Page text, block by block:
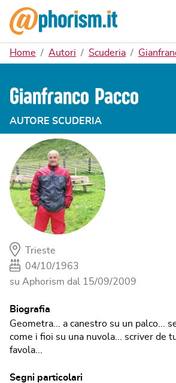
Home Autori Scuderia
Gianfranco Pacco
AUTORE SCUDERIA
Trieste
04/10/1963
su Aphorism dal 15/09/2009
Biografia
Geometra... a canestro su un palco...
come i fioi su una nuvola... scriver de
favola...
Segni particolari